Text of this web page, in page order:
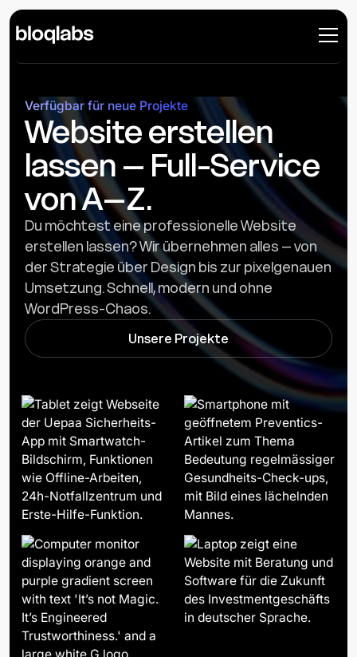
Verfügbar für neue Projekte
Website erstellen
lassen – Full-Service
von A–Z.
Du möchtest eine professionelle Website
erstellen lassen? Wir übernehmen alles – von
der Strategie über Design bis zur pixelgenauen
Umsetzung. Schnell, modern und ohne
WordPress-Chaos.
Unsere Projekte